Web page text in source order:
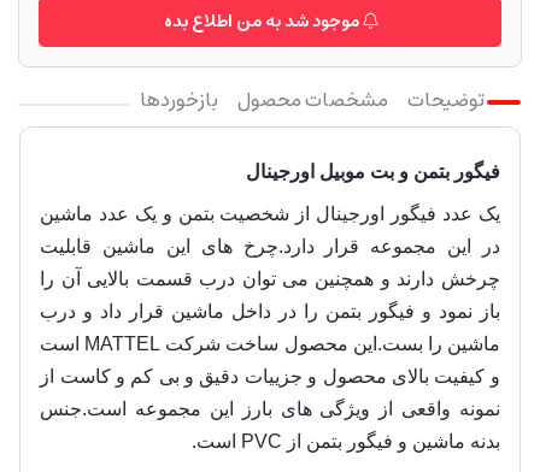
موجود شد به من اطلاع بده
توضیحات مشخصات محصول بازخوردها
فیگور بتمن و بت موبیل اورجینال
یک عدد فیگور اورجینال از شخصیت بتمن و یک عدد ماشین
در این مجموعه قرار دارد.چرخ های این ماشین قابلیت
چرخش دارند و همچنین می توان درب قسمت بالایی آن را
باز نمود و فیگور بتمن را در داخل ماشین قرار داد و درب
ماشین را بست.این محصول ساخت شرکت MATTEL است
و کیفیت بالای محصول و جزيیات دقیق و بی کم و کاست از
نمونه واقعی از ویژگی های بارز این مجموعه است.جنس
بدنه ماشین و فیگور بتمن از PVC است.